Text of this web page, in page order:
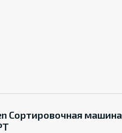
Сортировочная машина